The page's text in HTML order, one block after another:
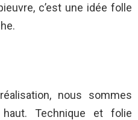
c’est une idée folle
nous sommes
Technique et folie